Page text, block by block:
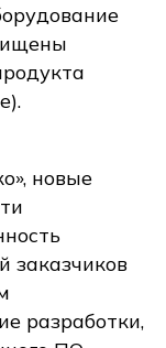
новые
заказчиков
разработки,